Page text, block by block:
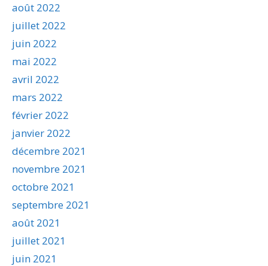
août 2022
juillet 2022
juin 2022
mai 2022
avril 2022
mars 2022
février 2022
janvier 2022
décembre 2021
novembre 2021
octobre 2021
septembre 2021
août 2021
juillet 2021
juin 2021